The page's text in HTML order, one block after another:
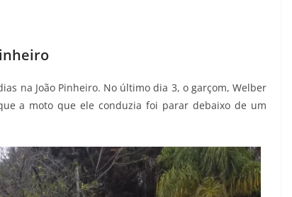
na João Pinheiro. No último dia 3, o garçom, Welber
a moto que ele conduzia foi parar debaixo de um